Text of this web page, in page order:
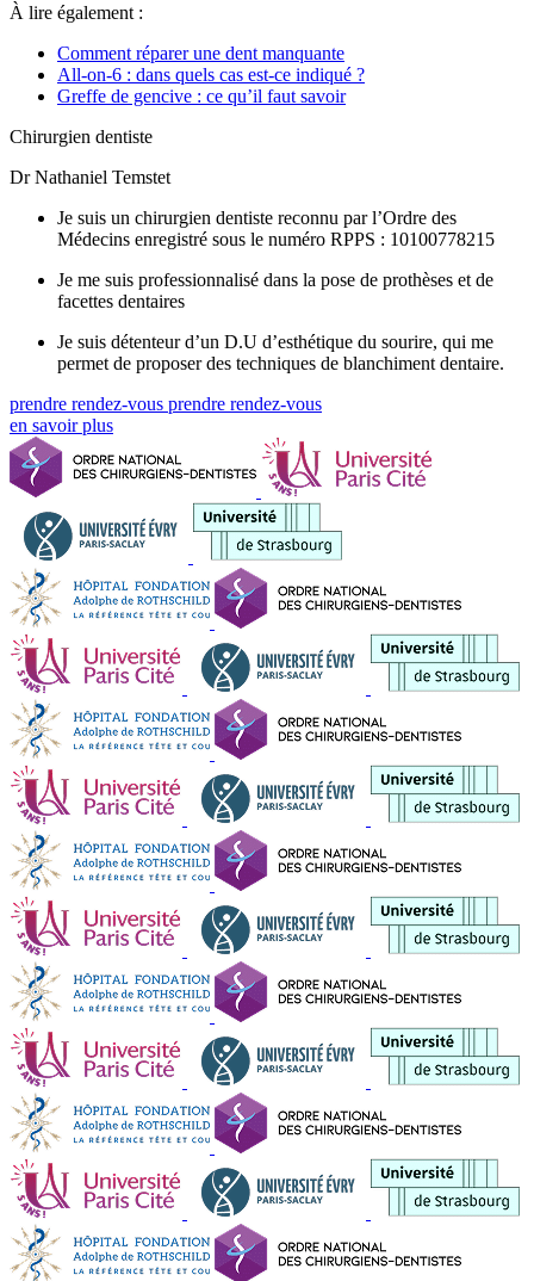
À lire également :
Comment réparer une dent manquante
All-on-6 : dans quels cas est-ce indiqué ?
Greffe de gencive : ce qu’il faut savoir
Chirurgien dentiste
Dr Nathaniel Temstet
Je suis un chirurgien dentiste reconnu par l’Ordre des
Médecins enregistré sous le numéro RPPS : 10100778215
Je me suis professionnalisé dans la pose de prothèses et de
facettes dentaires
Je suis détenteur d’un D.U d’esthétique du sourire, qui me
permet de proposer des techniques de blanchiment dentaire.
prendre rendez-vous prendre rendez-vous
en savoir plus